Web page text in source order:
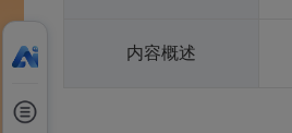
内容概述